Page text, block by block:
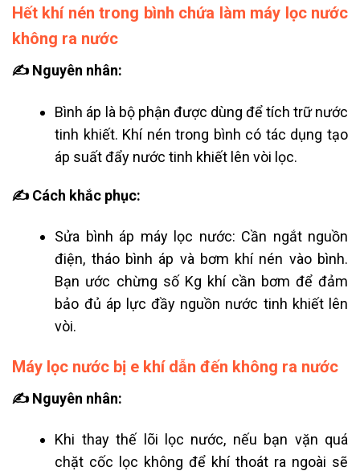
Hết khí nén trong bình chứa làm máy lọc nước
không ra nước
✍ Nguyên nhân:
Bình áp là bộ phận được dùng để tích trữ nước
tinh khiết. Khí nén trong bình có tác dụng tạo
áp suất đẩy nước tinh khiết lên vòi lọc.
✍ Cách khắc phục:
Sửa bình áp máy lọc nước: Cần ngắt nguồn
điện, tháo bình áp và bơm khí nén vào bình.
Bạn ước chừng số Kg khí cần bơm để đảm
bảo đủ áp lực đầy nguồn nước tinh khiết lên
vòi.
Máy lọc nước bị e khí dẫn đến không ra nước
✍ Nguyên nhân:
Khi thay thế lõi lọc nước, nếu bạn vặn quá
chặt cốc lọc không để khí thoát ra ngoài sẽ